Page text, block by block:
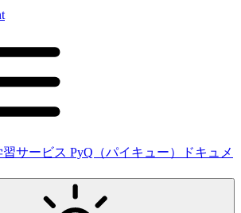
サービス PyQ（パイキュー）ドキュメ